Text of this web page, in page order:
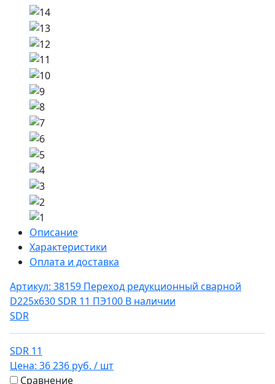
Описание
Характеристики
Оплата и доставка
Артикул: 38159 Переход редукционный сварной
D225х630 SDR 11 ПЭ100 В наличии
SDR
SDR 11
Цена: 36 236 руб. / шт
Сравнение